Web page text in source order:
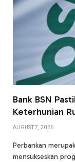
Bank BSN
Keterhunian
AUGUST 7, 2026
Perbankan
mensukseskan